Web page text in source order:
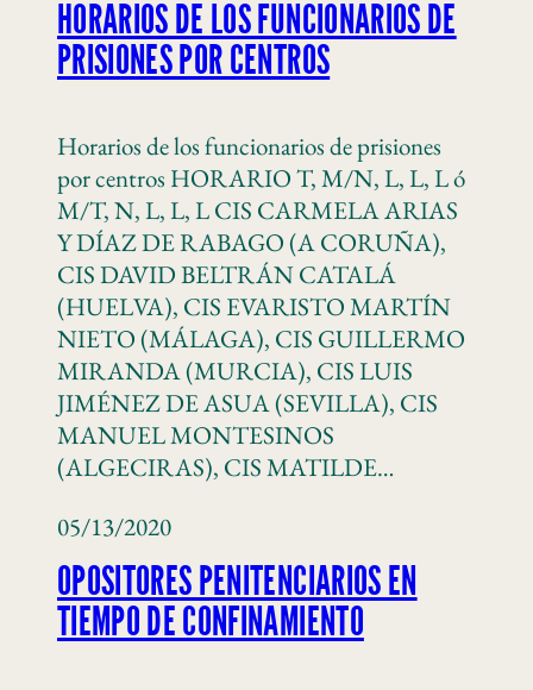
HORARIOS DE LOS FUNCIONARIOS DE
PRISIONES POR CENTROS
Horarios de los funcionarios de prisiones
por centros HORARIO T, M/N, L, L, L ó
M/T, N, L, L, L CIS CARMELA ARIAS
Y DÍAZ DE RABAGO (A CORUÑA),
CIS DAVID BELTRÁN CATALÁ
(HUELVA), CIS EVARISTO MARTÍN
NIETO (MÁLAGA), CIS GUILLERMO
MIRANDA (MURCIA), CIS LUIS
JIMÉNEZ DE ASUA (SEVILLA), CIS
MANUEL MONTESINOS
(ALGECIRAS), CIS MATILDE…
05/13/2020
OPOSITORES PENITENCIARIOS EN
TIEMPO DE CONFINAMIENTO